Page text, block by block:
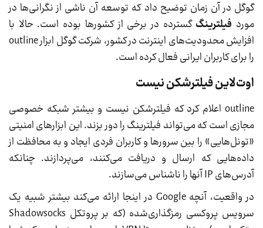
گوگل در آن زمان توضیح داد که توسعه آن ناشی از نگرانی‌ها در
مورد فیلترینگ گسترده در برخی از کشورها بوده است. حالا با
افزایش محدودیت‌های اینترنت در کشور، شرکت گوگل ابزار outline
را برای کاربران ایرانی فعال کرده‌ است.
اوت‌لاین فیلترشکن نیست
outline اعلام کرد که فیلترشکن نیست و بیشتر شبکه خصوصی
مجازی است که می‌تواند فیلترینگ را دور بزند. این ابزارهای امنیتی
«تونل‌هایی» را بین سرورها و کاربران فردی ایجاد و به محافظت از
داده‌هایی که ارسال و دریافت می‌کنند، می‌پردازند. چنانکه
آدرس‌های IP آنها را ناشناس می‌سازند.
در واقعیت، آنچه Google در اینجا ارائه می‌کند بیشتر شبیه یک
سرویس پروکسی رمزگذاری‌شده (که بر پروتکل Shadowsocks